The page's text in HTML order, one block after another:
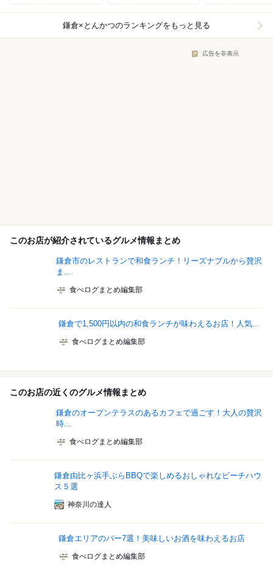
鎌倉×とんかつのランキングをもっと見る
広告を非表示
このお店が紹介されているグルメ情報まとめ
鎌倉市のレストランで和食ランチ！リーズナブルから贅沢
ま...
食べログまとめ編集部
鎌倉で1,500円以内の和食ランチが味わえるお店！人気...
食べログまとめ編集部
このお店の近くのグルメ情報まとめ
鎌倉のオープンテラスのあるカフェで過ごす！大人の贅沢
時...
食べログまとめ編集部
鎌倉由比ヶ浜手ぶらBBQで楽しめるおしゃれなビーチハウ
ス５選
神奈川の達人
鎌倉エリアのバー7選！美味しいお酒を味わえるお店
食べログまとめ編集部